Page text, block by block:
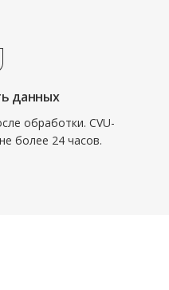
данных
обработки. CVU-
более 24 часов.